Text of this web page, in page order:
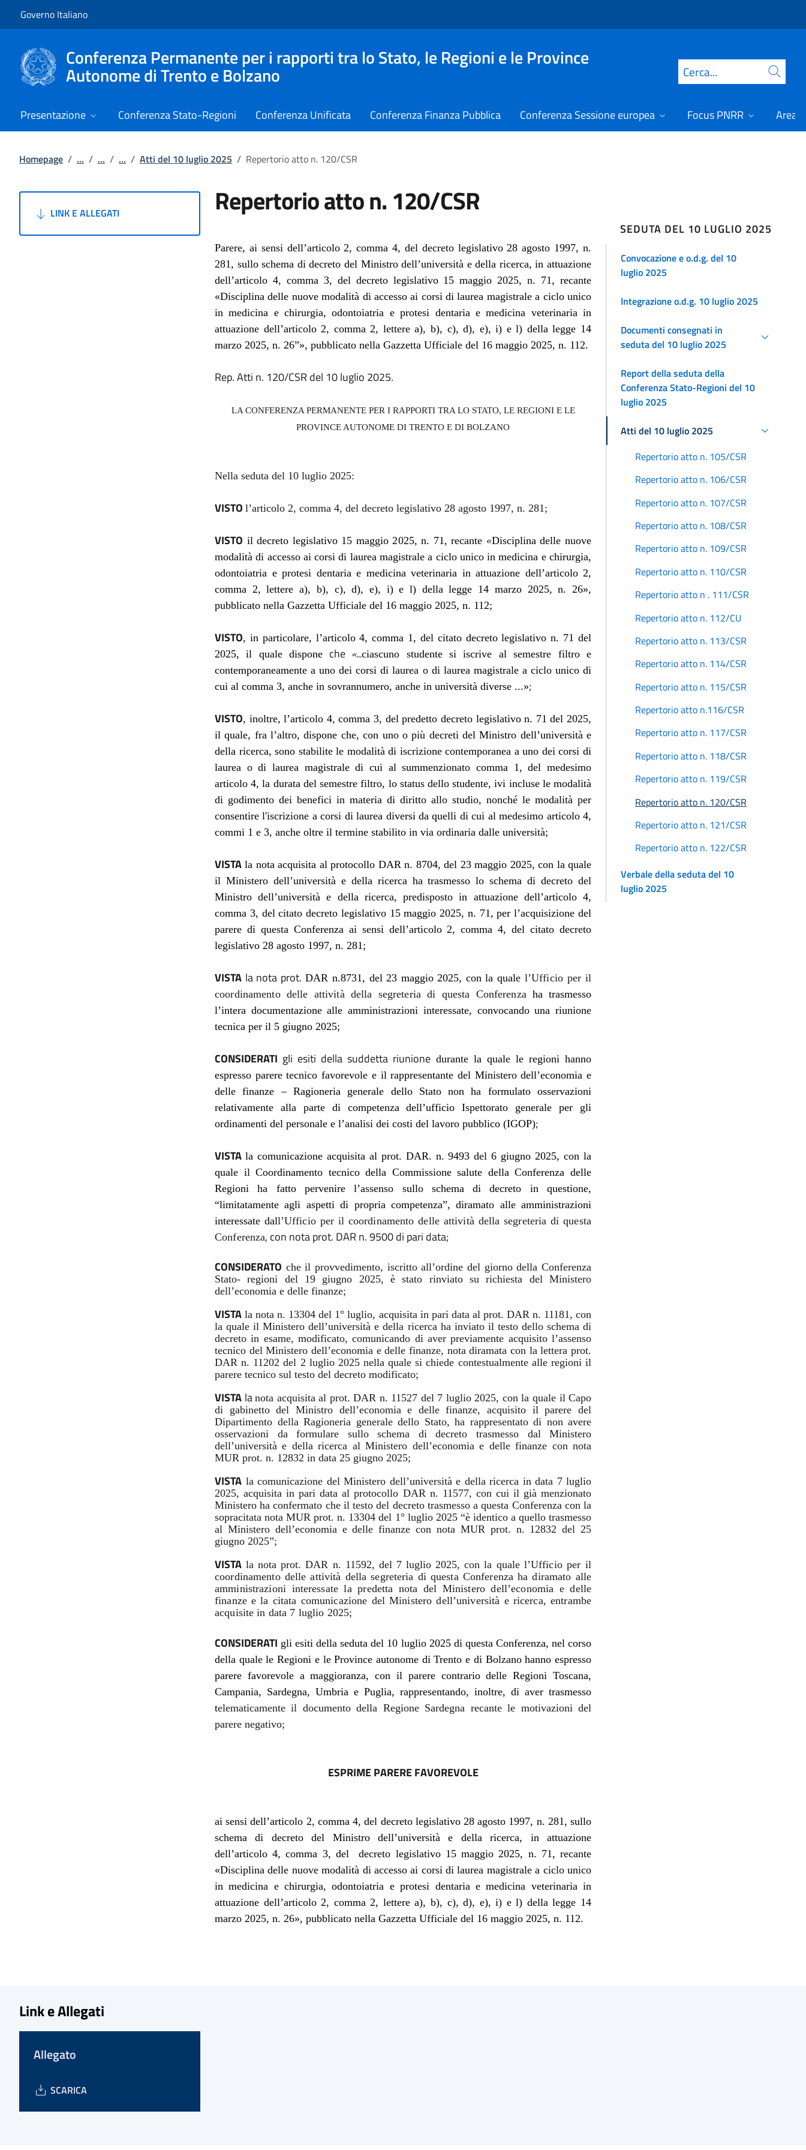
Governo Italiano
Conferenza Permanente per i rapporti tra lo Stato, le Regioni e le Province
Autonome di Trento e Bolzano Cerca
Presentazione Conferenza Stato-Regioni Conferenza Unificata Conferenza Finanza Pubblica Conferenza Sessione europea Focus PNRR Area
Homepage / ... / ... / ... / Atti del 10 luglio 2025 / Repertorio atto n. 120/CSR
LINK E ALLEGATI Repertorio atto n. 120/CSR
Parere, ai sensi dell’articolo 2, comma 4, del decreto legislativo 28 agosto 1997, n.
281, sullo schema di decreto del Ministro dell’università e della ricerca, in attuazione
dell’articolo 4, comma 3, del decreto legislativo 15 maggio 2025, n. 71, recante
«Disciplina delle nuove modalità di accesso ai corsi di laurea magistrale a ciclo unico
in medicina e chirurgia, odontoiatria e protesi dentaria e medicina veterinaria in
attuazione dell’articolo 2, comma 2, lettere a), b), c), d), e), i) e l) della legge 14
marzo 2025, n. 26”», pubblicato nella Gazzetta Ufficiale del 16 maggio 2025, n. 112.
Rep. Atti n. 120/CSR del 10 luglio 2025.
LA CONFERENZA PERMANENTE PER I RAPPORTI TRA LO STATO, LE REGIONI E LE
PROVINCE AUTONOME DI TRENTO E DI BOLZANO
Nella seduta del 10 luglio 2025:
VISTO l’articolo 2, comma 4, del decreto legislativo 28 agosto 1997, n. 281;
VISTO il decreto legislativo 15 maggio 2025, n. 71, recante «Disciplina delle nuove
modalità di accesso ai corsi di laurea magistrale a ciclo unico in medicina e chirurgia,
odontoiatria e protesi dentaria e medicina veterinaria in attuazione dell’articolo 2,
comma 2, lettere a), b), c), d), e), i) e l) della legge 14 marzo 2025, n. 26»,
pubblicato nella Gazzetta Ufficiale del 16 maggio 2025, n. 112;
VISTO, in particolare, l’articolo 4, comma 1, del citato decreto legislativo n. 71 del
2025, il quale dispone che «...ciascuno studente si iscrive al semestre filtro e
contemporaneamente a uno dei corsi di laurea o di laurea magistrale a ciclo unico di
cui al comma 3, anche in sovrannumero, anche in università diverse ...»;
VISTO, inoltre, l’articolo 4, comma 3, del predetto decreto legislativo n. 71 del 2025,
il quale, fra l’altro, dispone che, con uno o più decreti del Ministro dell’università e
della ricerca, sono stabilite le modalità di iscrizione contemporanea auno dei corsi di
laurea o di laurea magistrale di cui al summenzionato comma 1, del medesimo
articolo 4, la durata del semestre filtro, lo status dello studente, ivi incluse le modalità
di godimento dei benefici in materia di diritto allo studio, nonché le modalità per
consentire l'iscrizione a corsi di laurea diversi da quelli di cui al medesimo articolo 4,
commi 1 e 3, anche oltre il termine stabilito in via ordinaria dalle università;
VISTA la nota acquisita al protocollo DAR n. 8704, del 23 maggio 2025, con la quale
il Ministero dell’università e della ricerca ha trasmesso lo schema di decreto del
Ministro dell’università e della ricerca, predisposto in attuazione dell’articolo 4,
comma 3, del citato decreto legislativo 15 maggio 2025, n. 71, per l’acquisizione del
parere di questa Conferenza ai sensi dell’articolo 2, comma 4, del citato decreto
legislativo 28 agosto 1997, n. 281;
VISTA la nota prot. DAR n.8731, del 23 maggio 2025, con la quale l’Ufficio per il
coordinamento delle attività della segreteria di questa Conferenza ha trasmesso
l’intera documentazione alle amministrazioni interessate, convocando una riunione
tecnica per il 5 giugno 2025;
CONSIDERATI gli esiti della suddetta riunione durante la quale le regioni hanno
espresso parere tecnico favorevole e il rappresentante del Ministero dell’economia e
delle finanze – Ragioneria generale dello Stato non ha formulato osservazioni
relativamente alla parte di competenza dell’ufficioIspettorato generale per gli
ordinamenti del personale e l’analisi dei costi del lavoro pubblico (IGOP);
VISTA la comunicazione acquisita al prot. DAR. n. 9493 del 6 giugno 2025, con la
quale il Coordinamento tecnico della Commissione salute della Conferenza delle
Regioni ha fatto pervenire l’assenso sullo schema di decreto in questione,
“limitatamente agli aspetti di propria competenza”, diramato alle amministrazioni
interessate dall’Ufficio per il coordinamento delle attività della segreteria di questa
Conferenza, con nota prot. DAR n. 9500 di pari data;
CONSIDERATO che il provvedimento, iscritto all’ordine del giorno della Conferenza
Stato- regioni del 19 giugno 2025, è stato rinviato su richiesta del Ministero
dell’economia e delle finanze;
VISTA la nota n. 13304 del 1° luglio, acquisita in pari data al prot. DAR n. 11181, con
la quale il Ministero dell’università e della ricerca ha inviato il testo dello schema di
decreto in esame, modificato, comunicando di aver previamente acquisito l’assenso
tecnico del Ministero dell’economia e delle finanze, nota diramata con la lettera prot.
DAR n. 11202 del 2 luglio 2025 nella quale si chiede contestualmente alle regioni il
parere tecnico sul testo del decreto modificato;
VISTA lanota acquisita al prot. DAR n. 11527 del 7 luglio 2025, con la quale il Capo
di gabinetto del Ministro dell’economia e delle finanze, acquisito il parere del
Dipartimento della Ragioneria generale dello Stato, ha rappresentato di non avere
osservazioni da formulare sullo schema di decreto trasmesso dal Ministero
dell’università e della ricerca al Ministero dell’economia e delle finanze con nota
MUR prot. n. 12832 in data 25 giugno 2025;
VISTA la comunicazione del Ministero dell’università e della ricerca in data 7 luglio
2025, acquisita in pari data al protocollo DAR n. 11577, con cui il già menzionato
Ministero ha confermato che il testo del decreto trasmesso a questa Conferenza con la
sopracitata nota MUR prot. n. 13304 del 1° luglio 2025 “è identico a quello trasmesso
al Ministero dell’economia e delle finanze con nota MUR prot. n. 12832 del 25
giugno 2025”;
VISTA la nota prot. DAR n. 11592, del 7 luglio 2025, con la quale l’Ufficio per il
coordinamento delle attività della segreteria di questa Conferenza ha diramato alle
amministrazioni interessate lapredetta nota del Ministero dell’economia e delle
finanze e la citata comunicazione del Ministero dell’università e ricerca, entrambe
acquisite in data 7 luglio 2025;
CONSIDERATI gli esiti della seduta del 10 luglio 2025 di questa Conferenza, nel corso
della quale le Regioni e le Province autonome di Trento e di Bolzano hanno espresso
parere favorevole a maggioranza, con il parere contrario delle Regioni Toscana,
Campania, Sardegna, Umbria e Puglia, rappresentando, inoltre, di aver trasmesso
telematicamente il documento della Regione Sardegna recante le motivazioni del
parere negativo;
ESPRIME PARERE FAVOREVOLE
ai sensi dell’articolo 2, comma 4, del decreto legislativo 28 agosto 1997, n. 281, sullo
schema di decreto del Ministro dell’università e della ricerca, in attuazione
dell’articolo 4, comma 3, del decreto legislativo 15 maggio 2025, n. 71, recante
«Disciplina delle nuove modalità di accesso ai corsi di laurea magistrale a ciclo unico
in medicina e chirurgia, odontoiatria e protesi dentaria e medicina veterinaria in
attuazione dell’articolo 2, comma 2, lettere a), b), c), d), e), i) e l) della legge 14
marzo 2025, n. 26», pubblicato nella Gazzetta Ufficiale del 16 maggio 2025, n. 112.
SEDUTA DEL 10 LUGLIO 2025
Convocazione e o.d.g. del 10
luglio 2025
Integrazione o.d.g. 10 luglio 2025
Documenti consegnati in
seduta del 10 luglio 2025
Report della seduta della
Conferenza Stato-Regioni del 10
luglio 2025
Atti del 10 luglio 2025
Repertorio atto n. 105/CSR
Repertorio atto n. 106/CSR
Repertorio atto n. 107/CSR
Repertorio atto n. 108/CSR
Repertorio atto n. 109/CSR
Repertorio atto n. 110/CSR
Repertorio atto n . 111/CSR
Repertorio atto n. 112/CU
Repertorio atto n. 113/CSR
Repertorio atto n. 114/CSR
Repertorio atto n. 115/CSR
Repertorio atto n.116/CSR
Repertorio atto n. 117/CSR
Repertorio atto n. 118/CSR
Repertorio atto n. 119/CSR
Repertorio atto n. 120/CSR
Repertorio atto n. 121/CSR
Repertorio atto n. 122/CSR
Verbale della seduta del 10
luglio 2025
Link e Allegati
Allegato
SCARICA